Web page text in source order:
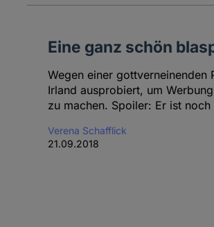
Eine ganz schön
Wegen einer gottverneinenden
Irland ausprobiert, um
zu machen. Spoiler: Er ist
Verena Schafflick
21.09.2018